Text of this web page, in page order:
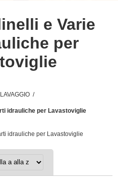
e Varie
per
LAVAGGIO /
idrauliche per Lavastoviglie
idrauliche per Lavastoviglie